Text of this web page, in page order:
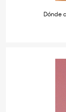
Dónde